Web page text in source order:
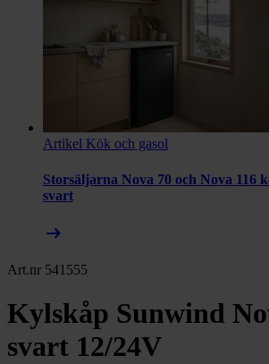
Artikel Kök och gasol
Storsäljarna Nova 70 och Nova 116
svart
arrow_right_alt
Art.nr 541555
Kylskåp Sunwind
svart 12/24V